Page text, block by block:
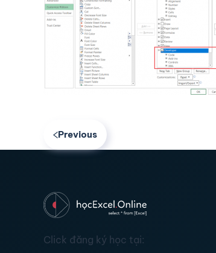
Previous
Click đăng ký học tại: